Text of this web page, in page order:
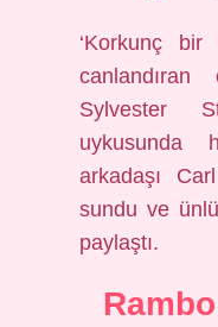
‘Korkunç bir
Sylvester
uykusunda
arkadaşı Carl
sundu ve
paylaştı.